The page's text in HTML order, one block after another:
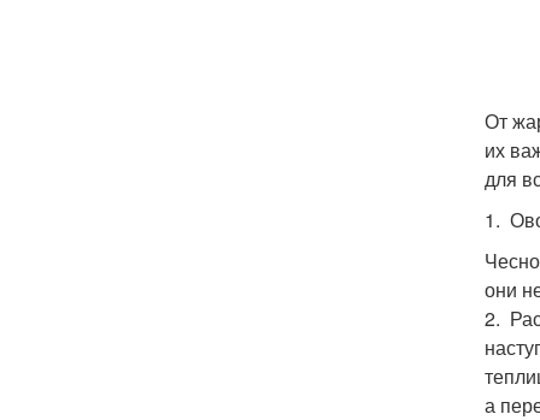
От
их
для
1.
они
2.
а